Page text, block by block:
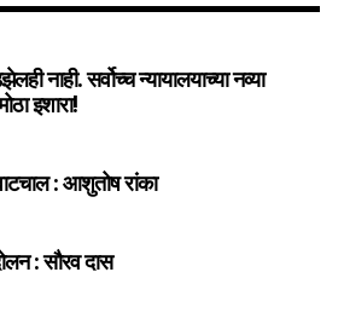
नाही. सर्वोच्च न्यायालयाच्या नव्या
इशारा!
: आशुतोष रांका
: सौरव दास